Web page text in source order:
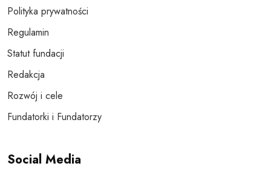
Polityka prywatności
Regulamin
Statut fundacji
Redakcja
Rozwój i cele
Fundatorki i Fundatorzy
Social Media